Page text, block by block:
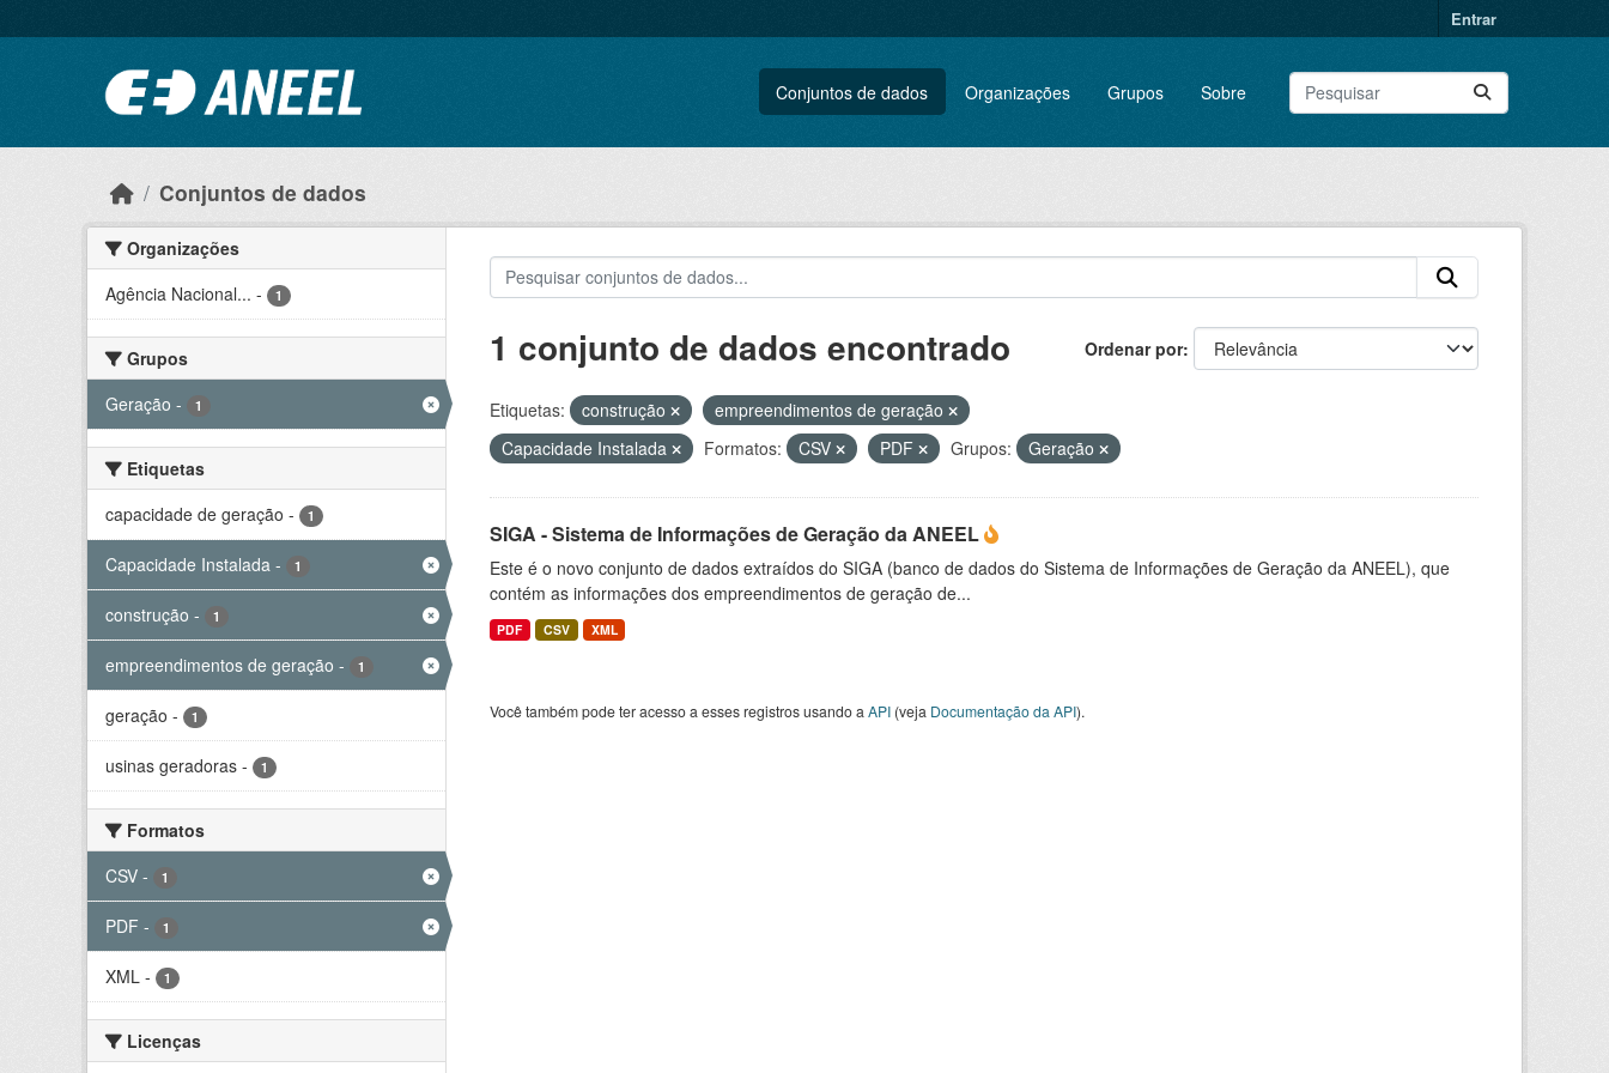
Entrar
Conjuntos de dados Organizações Grupos Sobre
Conjuntos de dados
Organizações
Agência Nacional... - 1
Grupos
Geração - 1
Etiquetas
capacidade de geração - 1
Capacidade Instalada - 1
construção - 1
empreendimentos de geração - 1
geração - 1
usinas geradoras - 1
Formatos
CSV - 1
PDF - 1
XML - 1
Licenças
Ordenar por
1 conjunto de dados encontrado
Etiquetas: construção
empreendimentos de geração
Capacidade Instalada
Formatos: CSV PDF Grupos: Geração
SIGA - Sistema de Informações de Geração da ANEEL
Este é o novo conjunto de dados extraídos do SIGA (banco de dados do Sistema de Informações de Geração da ANEEL), que
contém as informações dos empreendimentos de geração de...
PDF CSV XML
Você também pode ter acesso a esses registros usando a API(veja Documentação da API).